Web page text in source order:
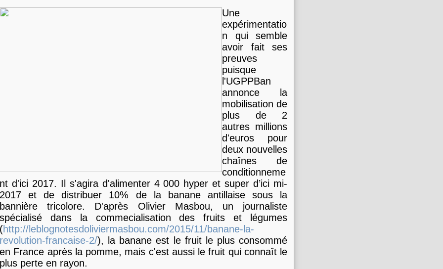
Une
expérimentatio
n qui semble
avoir fait ses
preuves
puisque
l'UGPPBan
annonce la
mobilisation de
plus de 2
autres millions
d'euros pour
deux nouvelles
chaînes de
conditionneme
nt d'ici 2017. Il s'agira d'alimenter 4 000 hyper et super d’ici mi-
2017 et de distribuer 10% de la banane antillaise sous la
bannière tricolore. D'après Olivier Masbou, un journaliste
spécialisé dans la commecialisation des fruits et légumes
(http://leblognotesdoliviermasbou.com/2015/11/banane-la-
revolution-francaise-2/), la banane est le fruit le plus consommé
en France après la pomme, mais c'est aussi le fruit qui connaît le
plus perte en rayon.